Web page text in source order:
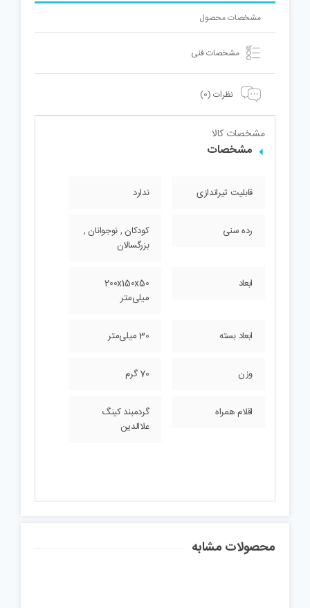
مشخصات محصول
مشخصات فنی
نظرات (0)
مشخصات کالا
مشخصات
قابلیت تیراندازی ندارد
رده سنی
کودکان , نوجوانان ,
بزرگسالان
ابعاد
200x150x50
میلی‌متر
ابعاد بسته 30 میلی‌متر
وزن 70 گرم
اقلام همراه
گردمبند کینگ
علاالدین
محصولات مشابه